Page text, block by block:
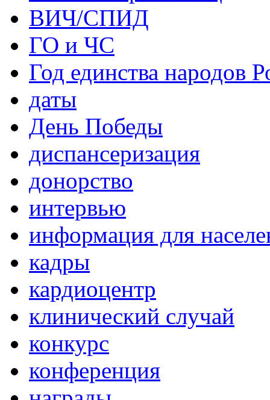
ВИЧ/СПИД
ГО и ЧС
Год единства народов
даты
День Победы
диспансеризация
донорство
интервью
информация для
кадры
кардиоцентр
клинический случай
конкурс
конференция